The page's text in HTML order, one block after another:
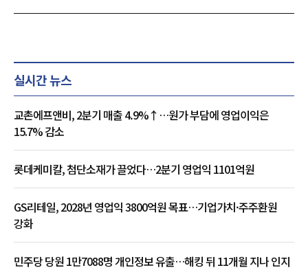
실시간 뉴스
교촌에프앤비, 2분기 매출 4.9%↑…원가 부담에 영업이익은
15.7% 감소
롯데케미칼, 첨단소재가 끌었다…2분기 영업익 1101억원
GS리테일, 2028년 영업익 3800억원 목표…기업가치·주주환원
강화
민주당 당원 1만7088명 개인정보 유출…해킹 뒤 11개월 지나 인지